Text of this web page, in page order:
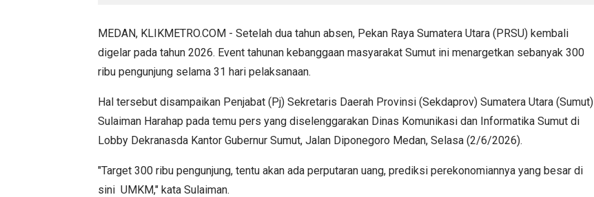
MEDAN, KLIKMETRO.COM - Setelah dua tahun absen, Pekan Raya Sumatera Utara (PRSU) kembali
digelar pada tahun 2026. Event tahunan kebanggaan masyarakat Sumut ini menargetkan sebanyak 300
ribu pengunjung selama 31 hari pelaksanaan.
Hal tersebut disampaikan Penjabat (Pj) Sekretaris Daerah Provinsi (Sekdaprov) Sumatera Utara (Sumut)
Sulaiman Harahap pada temu pers yang diselenggarakan Dinas Komunikasi dan Informatika Sumut di
Lobby Dekranasda Kantor Gubernur Sumut, Jalan Diponegoro Medan, Selasa (2/6/2026).
"Target 300 ribu pengunjung, tentu akan ada perputaran uang, prediksi perekonomiannya yang besar di
sini UMKM," kata Sulaiman.